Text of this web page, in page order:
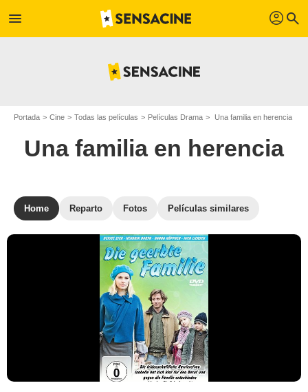
menu profil search
Portada Cine Todas las películas Películas Drama Una familia en herencia
Una familia en herencia
Home Reparto Fotos Películas similares